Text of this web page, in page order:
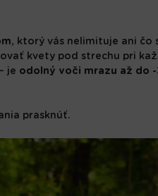
, ktorý vás nelimituje ani čo
kvety pod strechu pri
je odolný voči mrazu až do -
prasknúť.